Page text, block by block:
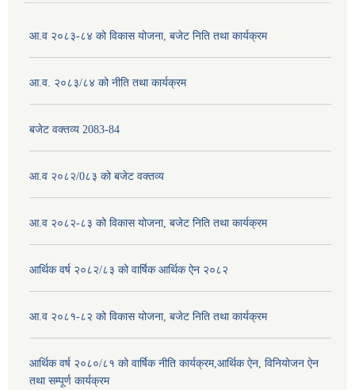
आ.व २०८३-८४ को विकास योजना, बजेट निति तथा कार्यक्रम
आ.व. २०८३/८४ को नीति तथा कार्यक्रम
बजेट वक्तव्य 2083-84
आ.व २०८२/0८३ को बजेट वक्तव्य
आ.व २०८२-८३ को विकास योजना, बजेट निति तथा कार्यक्रम
आर्थिक वर्ष २०८२/८३ को वार्षिक आर्थिक ऐन २०८२
आ.व २०८१-८२ को विकास योजना, बजेट निति तथा कार्यक्रम
आर्थिक वर्ष २०८०/८१ को वार्षिक नीति कार्यक्रम,आर्थिक ऐन, विनियोजन ऐन
तथा सम्पूर्ण कार्यक्रम